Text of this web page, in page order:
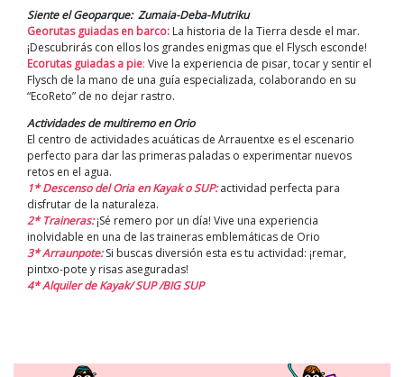
Siente el Geoparque: Zumaia-Deba-Mutriku
Georutas guiadas en barco: La historia de la Tierra desde el mar.
¡Descubrirás con ellos los grandes enigmas que el Flysch esconde!
Ecorutas guiadas a pie: Vive la experiencia de pisar, tocar y sentir el
Flysch de la mano de una guía especializada, colaborando en su
“EcoReto” de no dejar rastro.
Actividades de multiremo en Orio
El centro de actividades acuáticas de Arrauentxe es el escenario
perfecto para dar las primeras paladas o experimentar nuevos
retos en el agua.
1* Descenso del Oria en Kayak o SUP:actividad perfecta para
disfrutar de la naturaleza.
2* Traineras:¡Sé remero por un día! Vive una experiencia
inolvidable en una de las traineras emblemáticas de Orio
3* Arraunpote:Si buscas diversión esta es tu actividad: ¡remar,
pintxo-pote y risas aseguradas!
4* Alquiler de Kayak/ SUP /BIG SUP